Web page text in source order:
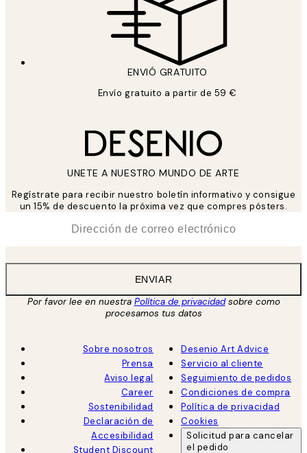
ENVIÓ GRATUITO
Envío gratuito a partir de 59 €
UNETE A NUESTRO MUNDO DE ARTE
Regístrate para recibir nuestro boletín informativo y consigue
un 15% de descuento la próxima vez que compres pósters.
ENVIAR
Por favor lee en nuestra Política de privacidadsobre como
procesamos tus datos
Sobre nosotros
Prensa
Aviso legal
Career
Sostenibilidad
Declaración de
Accesibilidad
Student Discount
Desenio Art Advice
Servicio al cliente
Seguimiento de pedidos
Condiciones de compra
Política de privacidad
Cookies
Solicitud para cancelar
el pedido